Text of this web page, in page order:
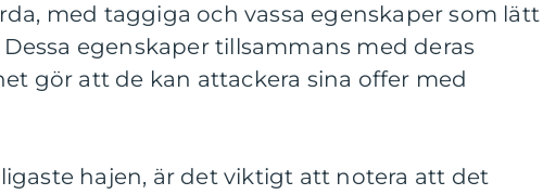
med taggiga och vassa egenskaper som lätt
egenskaper tillsammans med deras
gör att de kan attackera sina offer med
hajen, är det viktigt att notera att det